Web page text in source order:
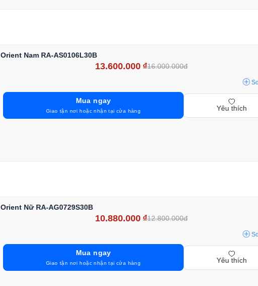
Orient Nam RA-AS0106L30B
13.600.000 ₫16.000.000đ
Mua ngay
Giao tận nơi hoặc nhận tại cửa hàng Yêu thích
Orient Nữ RA-AG0729S30B
10.880.000 ₫12.800.000đ
Mua ngay
Giao tận nơi hoặc nhận tại cửa hàng Yêu thích